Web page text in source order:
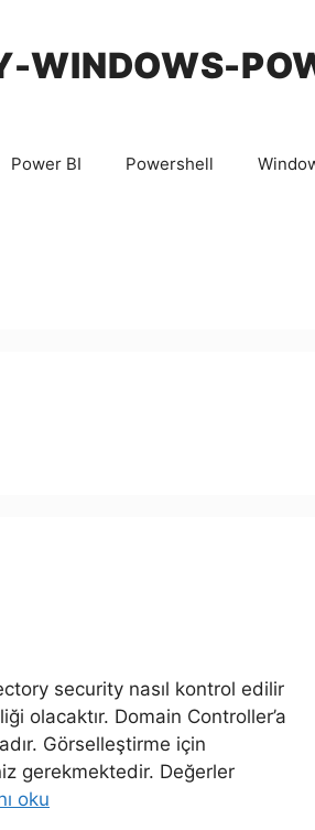
WINDOWS-
Power BI Powershell
security nasıl kontrol edilir
olacaktır. Domain Controller’a
Görselleştirme için
gerekmektedir. Değerler
oku